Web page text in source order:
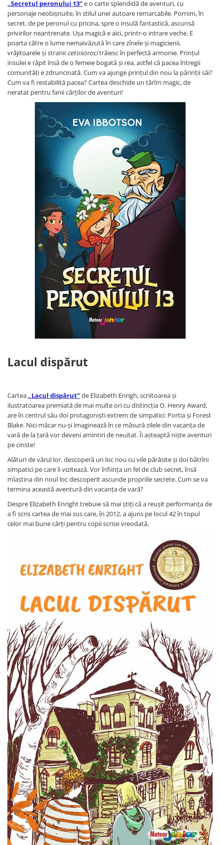
Relatii de familie si sanatate
Psihologie, Pedagogie si
Dezvoltare Personala
Dezvoltare personala
Pedagogie
Psihologia copilului si dezvoltarii
Psihologia emotiilor
Psihologie cognitiva si a emotiilor
Psihologie pentru parinti
Psihologie practica
Psihologie si Psihoterapie
Alte religii crestine
Crestin ortodox
Medicina pentru toti
Sociologie, stiinte politice
Sociologie
Stiinte politice
Spiritualitate, ezoterism
Dezvoltare spirituala
Astronomie, timp si spatiu
„Secretul peronului 13”e o carte splendidă de aventuri, cu
personaje neobișnuite, în stilul unei autoare remarcabile. Pornim, în
secret, de pe peronul cu pricina, spre o insulă fantastică, ascunsă
privirilor neantrenate. Ușa magică e aici, printr-o intrare veche. E
poarta către o lume nemaivăzută în care zînele și magicienii,
vrăjitoarele și stranii cetosorocitrăiesc în perfectă armonie. Prințul
insulei e răpit însă de o femeie bogată și rea, astfel că pacea întregii
comunități e zdruncinată. Cum va ajunge prințul din nou la părinții săi?
Cum va fi restabilită pacea? Cartea deschide un tărîm magic, de
neratat pentru fanii cărților de aventuri!
Lacul dispărut
Cartea „Lacul dispărut”de Elizabeth Enrigh, scriitoarea și
ilustratoarea premiată de mai multe ori cu distincția O. Henry Award,
are în centrul său doi protagoniști extrem de simpatici: Portia și Forest
Blake. Nici măcar nu-și imaginează în ce măsură zilele din vacanța de
vară de la țară vor deveni amintiri de neuitat. Îi așteaptă niște aventuri
pe cinste!
Alături de vărul lor, descoperă un loc nou cu vile părăsite și doi bătrîni
simpatici pe care îi vizitează. Vor înființa un fel de club secret, însă
mlaștina din noul loc descoperit ascunde propriile secrete. Cum se va
termina această aventură din vacanța de vară?
Despre Elizabeth Enright trebuie să mai știți că a reușit performanța de
a fi scris cartea de mai sus care, în 2012, a ajuns pe locul 42 în topul
celor mai bune cărți pentru copii scrise vreodată.